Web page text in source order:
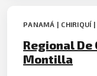
PANAMÁ | CHIRIQUÍ |
Regional De
Montilla